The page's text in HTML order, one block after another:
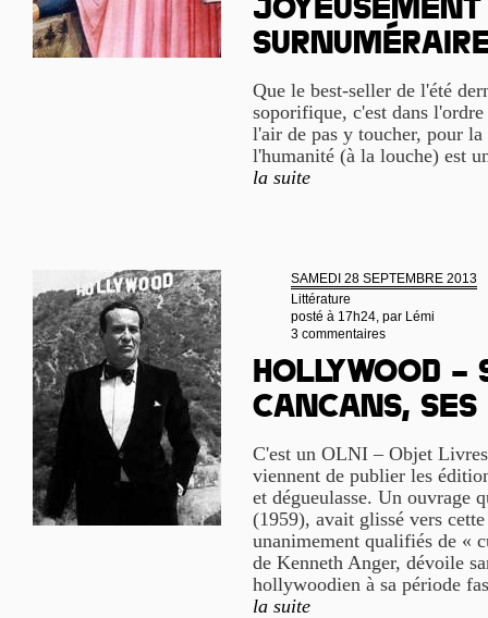
joyeusement
Que le best-seller de l'été
soporifique, c'est dans
l'air de pas y toucher, pour
l'humanité (à la louche) est
la suite
SAMEDI 28 SEPTEMBRE 2013
Littérature
posté à 17h24, par Lémi
3 commentaires
Hollywood –
cancans,
C'est un OLNI – Objet
viennent de publier les
et dégueulasse. Un ouvrage
(1959), avait glissé vers
unanimement qualifiés de «
de Kenneth Anger, dévoile
hollywoodien à sa période
la suite